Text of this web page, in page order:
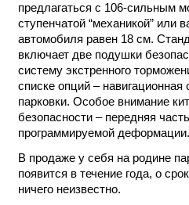
предлагаться с 106-сильным
ступенчатой “механикой” или
автомобиля равен 18 см.
включает две подушки
систему экстренного
списке опций –
парковки. Особое внимание
безопасности – передняя
программируемой
В продаже у себя на родине
появится в течение года, о
ничего неизвестно.